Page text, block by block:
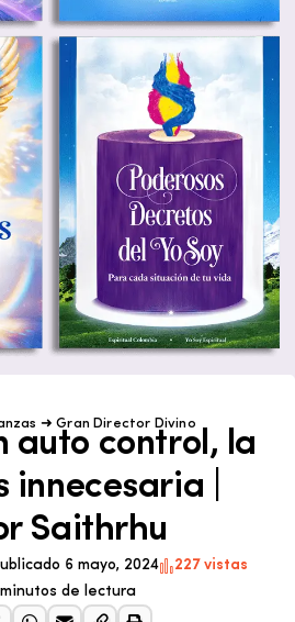
➜Gran Director Divino
auto control, la
innecesaria |
Saithrhu
6 mayo, 2024
227 vistas
de lectura